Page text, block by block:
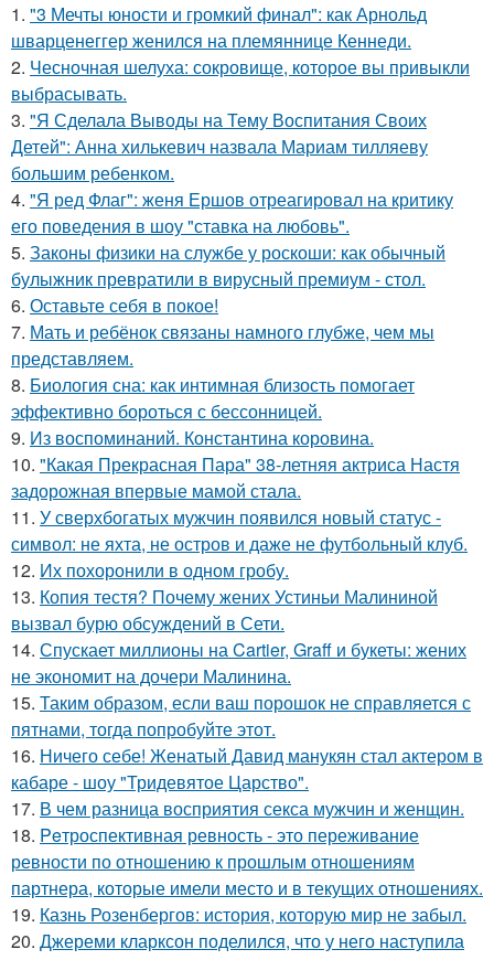
1. "3 Мечты юности и громкий финал": как Арнольд
шварценеггер женился на племяннице Кеннеди.
2. Чесночная шелуха: сокровище, которое вы привыкли
выбрасывать.
3. "Я Сделала Выводы на Тему Воспитания Своих
Детей": Анна хилькевич назвала Мариам тилляеву
большим ребенком.
4. "Я ред Флаг": женя Ершов отреагировал на критику
его поведения в шоу "ставка на любовь".
5. Законы физики на службе у роскоши: как обычный
булыжник превратили в вирусный премиум - стол.
6. Оставьте себя в покое!
7. Мать и ребёнок связаны намного глубже, чем мы
представляем.
8. Биология сна: как интимная близость помогает
эффективно бороться с бессонницей.
9. Из воспоминаний. Константина коровина.
10. "Какая Прекрасная Пара" 38-летняя актриса Настя
задорожная впервые мамой стала.
11. У сверхбогатых мужчин появился новый статус -
символ: не яхта, не остров и даже не футбольный клуб.
12. Их похоронили в одном гробу.
13. Копия тестя? Почему жених Устиньи Малининой
вызвал бурю обсуждений в Сети.
14. Спускает миллионы на Cartier, Graff и букеты: жених
не экономит на дочери Малинина.
15. Таким образом, если ваш порошок не справляется с
пятнами, тогда попробуйте этот.
16. Ничего себе! Женатый Давид манукян стал актером в
кабаре - шоу "Тридевятое Царство".
17. В чем разница восприятия секса мужчин и женщин.
18. Peтроспективная ревность - это переживание
ревности по отношению к прошлым отношениям
партнера, которые имели место и в текущих отношениях.
19. Казнь Розенбергов: история, которую мир не забыл.
20. Джереми кларксон поделился, что у него наступила